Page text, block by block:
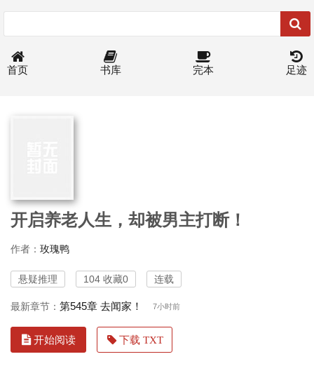
首页 书库 完本 足迹
开启养老人生，却被男主打断！
作者： 玫瑰鸭
悬疑推理 104 收藏0 连载
最新章节： 第545章 去闻家！ 7小时前
开始阅读 下载 TXT